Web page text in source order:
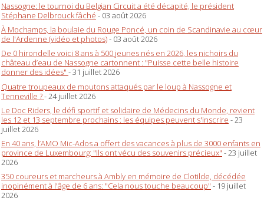
Nassogne: le tournoi du Belgian Circuit a été décapité, le président
Stéphane Delbrouck fâché - 03 août 2026
À Mochamps, la boulaie du Rouge Poncé, un coin de Scandinavie au cœur
de l'Ardenne (vidéo et photos)- 03 août 2026
De 0 hirondelle voici 8 ans à 500 jeunes nés en 2026, les nichoirs du
château d’eau de Nassogne cartonnent : "Puisse cette belle histoire
donner des idées" - 31 juillet 2026
Quatre troupeaux de moutons attaqués par le loup à Nassogne et
Tenneville ?- 24 juillet 2026
Le Doc Riders, le défi sportif et solidaire de Médecins du Monde, revient
les 12 et 13 septembre prochains : les équipes peuvent s'inscrire - 23
juillet 2026
En 40 ans, l’AMO Mic-Ados a offert des vacances à plus de 3000 enfants en
province de Luxembourg: "Ils ont vécu des souvenirs précieux" - 23 juillet
2026
350 coureurs et marcheurs à Ambly en mémoire de Clotilde, décédée
inopinément à l'âge de 6 ans: "Cela nous touche beaucoup" - 19 juillet
2026